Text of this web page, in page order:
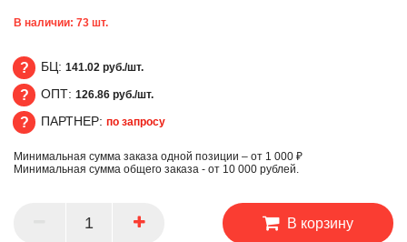
В наличии: 73 шт.
БЦ
БЦ: 141.02 руб./шт.
ОПТ
ОПТ: 126.86 руб./шт.
ПАРТНЕР
ПАРТНЕР: по запросу
Минимальная сумма заказа одной позиции – от 1 000 ₽
Минимальная сумма общего заказа - от 10 000 рублей.
В корзину